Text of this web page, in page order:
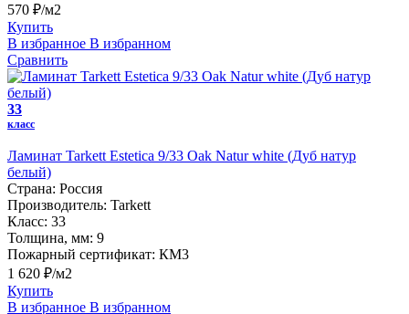
570 ₽/м2
Купить
В избранное В избранном
Сравнить
33
класс
Ламинат Tarkett Estetica 9/33 Oak Natur white (Дуб натур
белый)
Страна: Россия
Производитель: Tarkett
Класс: 33
Толщина, мм: 9
Пожарный сертификат: КМ3
1 620 ₽/м2
Купить
В избранное В избранном